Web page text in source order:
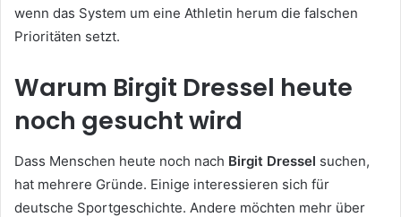
wenn das System um eine Athletin herum die falschen
Prioritäten setzt.
Warum Birgit Dressel heute
noch gesucht wird
Dass Menschen heute noch nach Birgit Dressel suchen,
hat mehrere Gründe. Einige interessieren sich für
deutsche Sportgeschichte. Andere möchten mehr über